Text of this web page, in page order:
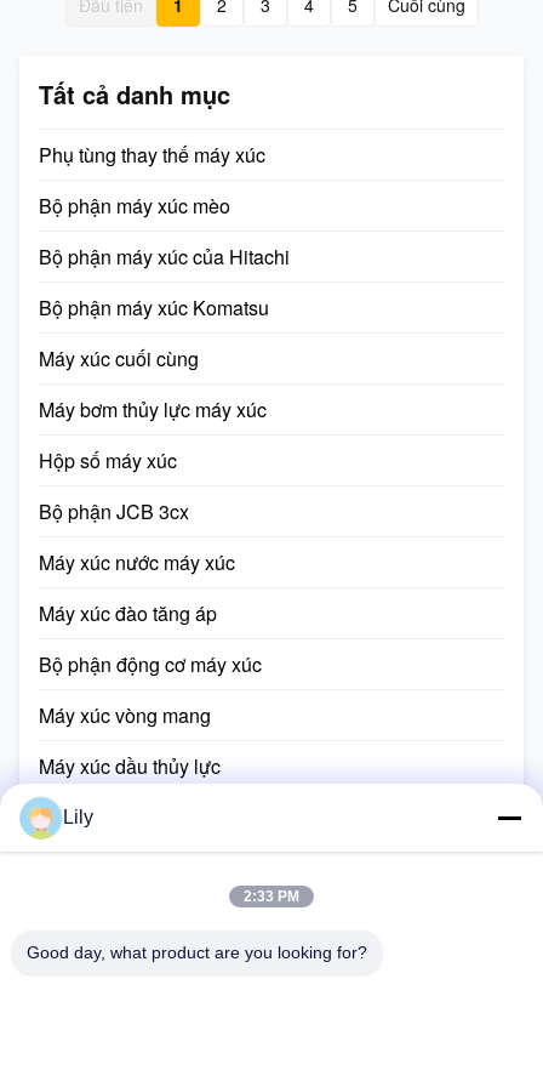
MOQ(Minimum Order
100% New Availability: In
Đầu tiên 1 2 3 4 5 Cuối cùng
Tất cả danh mục
Phụ tùng thay thế máy xúc
Bộ phận máy xúc mèo
Bộ phận máy xúc của Hitachi
Bộ phận máy xúc Komatsu
Máy xúc cuối cùng
Máy bơm thủy lực máy xúc
Hộp số máy xúc
Bộ phận JCB 3cx
Máy xúc nước máy xúc
Máy xúc đào tăng áp
Bộ phận động cơ máy xúc
Máy xúc vòng mang
Máy xúc dầu thủy lực
Bộ dụng cụ máy xúc
Ổ đĩa cuối cùng của máy xúc mini
Lily
2:33 PM
Good day, what product are you looking for?